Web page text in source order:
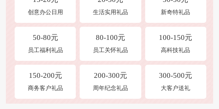
创意办公日用 生活实用礼品 新奇特礼品
50-80元
员工福利礼品
80-100元
员工关怀礼品
100-150元
高科技礼品
150-200元
商务客户礼品
200-300元
周年纪念礼品
300-500元
大客户送礼